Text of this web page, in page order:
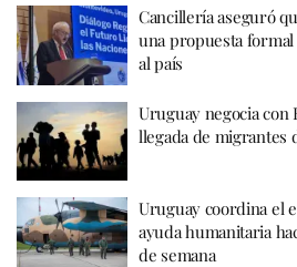
Cancillería aseguró
una propuesta
al país
Uruguay negocia con
llegada de migrantes
Uruguay coordina el
ayuda humanitaria
de semana